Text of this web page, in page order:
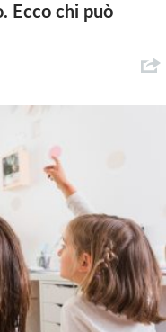
Ecco chi può